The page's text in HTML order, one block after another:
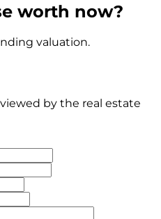
worth now?
valuation.
by the real estate